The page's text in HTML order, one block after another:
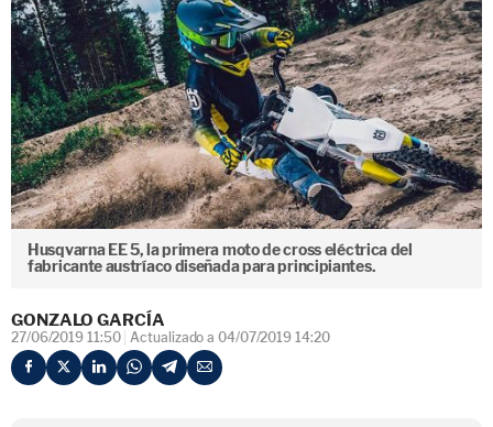
Husqvarna EE 5, la primera moto de cross eléctrica del
fabricante austríaco diseñada para principiantes.
GONZALO GARCÍA
27/06/2019 11:50 Actualizado a 04/07/2019 14:20